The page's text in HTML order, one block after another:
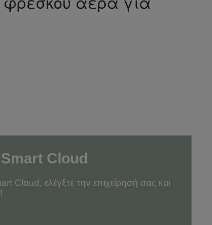
Cloud
Cloud, ελέγξτε την επιχείρησή σας και